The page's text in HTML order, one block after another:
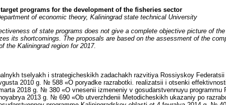
programs for the development of the fisheries sector
of economic theory, Kaliningrad state technical University
of state programs does not give a complete objective picture of
its shortcomings. The proposals are based on the assessment of the
the Kaliningrad region for 2017.
tselyakh i strategicheskikh zadachakh razvitiya Rossiyskoy
2010 g. № 588 «O poryadke razrabotki. realizatsii i otsenki
2018 g. № 380 «O vnesenii izmeneniy v gosudarstvennuyu
2013 g. № 690 «Ob utverzhdenii Metodicheskikh ukazaniy po